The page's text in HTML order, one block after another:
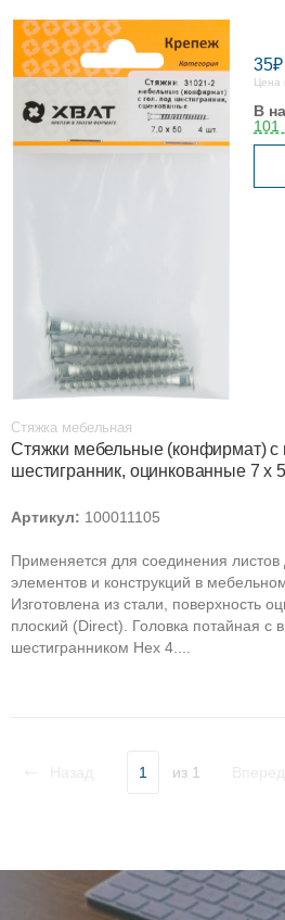
35₽
Цена
В
101
Стяжка мебельная
Стяжки мебельные (конфирмат) с
шестигранник, оцинкованные 7 х
Артикул: 100011105
Применяется для соединения
элементов и конструкций в
Изготовлена из стали, поверхность
плоский (Direct). Головка потайная с
шестигранником Hex 4....
1 из 1